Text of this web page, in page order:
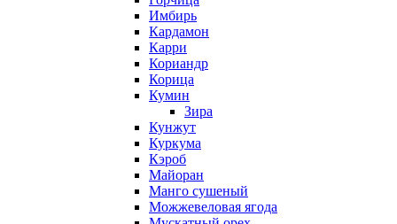
Имбирь
Кардамон
Карри
Кориандр
Корица
Кумин
Зира
Кунжут
Куркума
Кэроб
Майоран
Манго сушеный
Можжевеловая ягода